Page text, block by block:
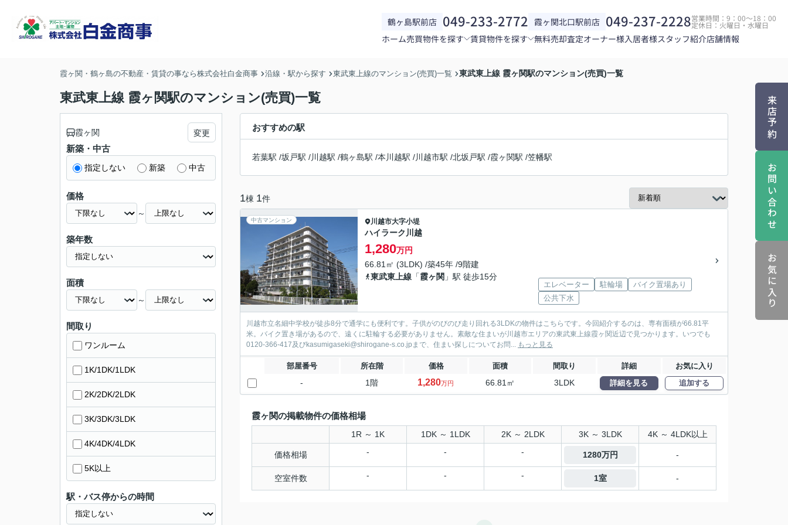
鶴ヶ島駅前店 049-233-2772 霞ヶ関北口駅前店 049-237-2228営業時間：9：00～18：00
定休日：火曜日・水曜日
ホーム売買物件を探す 賃貸物件を探す 無料売却査定オーナー様入居者様スタッフ紹介店舗情報
来店予約
お問い合わせ
お気に入り
霞ヶ関・鶴ヶ島の不動産・賃貸の事なら株式会社白金商事 沿線・駅から探す 東武東上線のマンション(売買)一覧 東武東上線 霞ヶ関駅のマンション(売買)一覧
東武東上線 霞ヶ関駅のマンション(売買)一覧
おすすめの駅
若葉駅 /坂戸駅 /川越駅 /鶴ヶ島駅 /本川越駅 /川越市駅 /北坂戸駅 /霞ヶ関駅 /笠幡駅
1棟 1件
中古マンション 川越市大字小堤
ハイラーク川越
1,280万円
66.81㎡ (3LDK) /築45年 /9階建
東武東上線 「霞ヶ関 」駅 徒歩15分
エレベーター 駐輪場
バイク置場あり
公共下水
川越市立名細中学校が徒歩8分で通学にも便利です。子供がのびのび走り回れる3LDKの物件はこちらです。今回紹介するのは、専有面積が66.81平
米。バイク置き場があるので、遠くに駐輪する必要がありません。素敵な住まいが川越市エリアの東武東上線霞ヶ関近辺で見つかります。いつでも
0120-366-417及びkasumigaseki@shirogane-s.co.jpまで、住まい探しについてお問... もっと見る
部屋番号 所在階 価格 面積 間取り 詳細 お気に入り
- 1階 1,280万円 66.81㎡ 3LDK 詳細を見る 追加する
霞ヶ関の掲載物件の価格相場
1R ～ 1K 1DK ～ 1LDK 2K ～ 2LDK 3K ～ 3LDK 4K ～ 4LDK以上
価格相場 - - - 1280万円 -
空室件数 - - - 1室 -
霞ヶ関 変更
新築・中古
指定しない 新築 中古
価格
～
築年数
面積
～
間取り
ワンルーム
1K/1DK/1LDK
2K/2DK/2LDK
3K/3DK/3LDK
4K/4DK/4LDK
5K以上
駅・バス停からの時間